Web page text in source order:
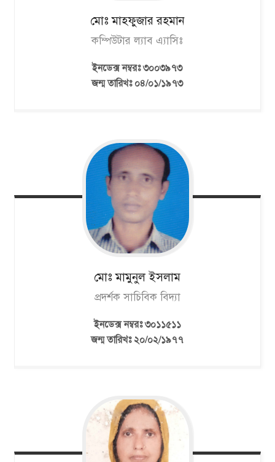
মোঃ মাহফুজাররহমান
কম্পিউটার ল্যাব এ্যাসিঃ
ইনডেক্স নম্বরঃ ৩০০৩৯৭৩
জন্ম তারিখঃ ০৪/০১/১৯৭৩
মোঃ মামুনুলইসলাম
প্রদর্শক সাচিবিক বিদ্যা
ইনডেক্স নম্বরঃ ৩০১১৫১১
জন্ম তারিখঃ ২০/০২/১৯৭৭